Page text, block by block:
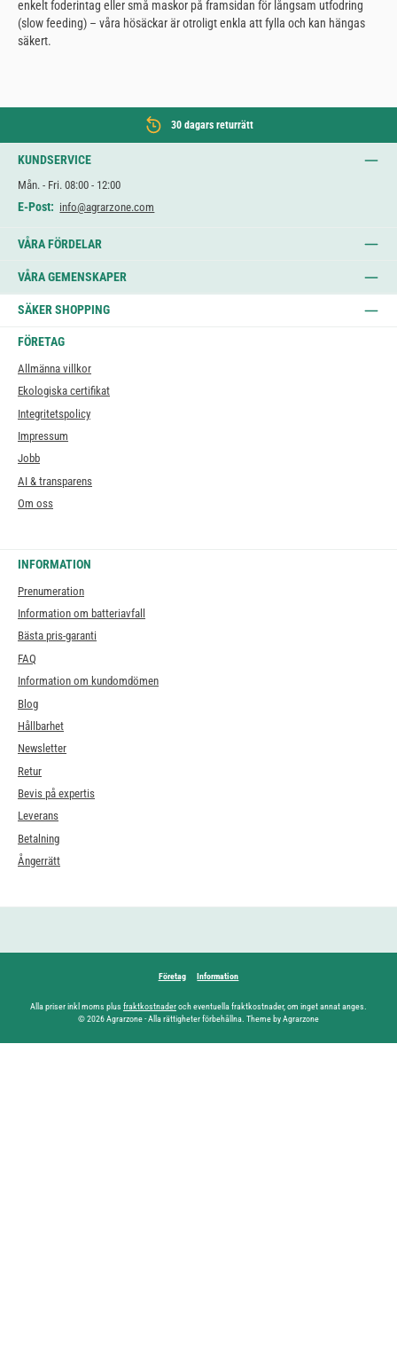
enkelt foderintag eller små maskor på framsidan för långsam utfodring
(slow feeding) – våra hösäckar är otroligt enkla att fylla och kan hängas
säkert.
30 dagars returrätt
KUNDSERVICE
Mån. - Fri. 08:00 - 12:00
E-Post: info@agrarzone.com
VÅRA FÖRDELAR
VÅRA GEMENSKAPER
SÄKER SHOPPING
FÖRETAG
Allmänna villkor
Ekologiska certifikat
Integritetspolicy
Impressum
Jobb
AI & transparens
Om oss
INFORMATION
Prenumeration
Information om batteriavfall
Bästa pris-garanti
FAQ
Information om kundomdömen
Blog
Hållbarhet
Newsletter
Retur
Bevis på expertis
Leverans
Betalning
Ångerrätt
Företag Information
Alla priser inkl moms plus fraktkostnaderoch eventuella fraktkostnader, om inget annat anges.
© 2026 Agrarzone - Alla rättigheter förbehållna. Theme by Agrarzone